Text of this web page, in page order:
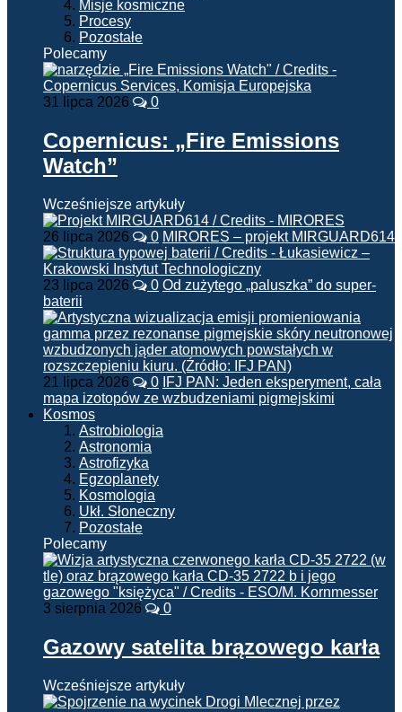
Misje kosmiczne
Procesy
Pozostałe
Polecamy
31 lipca 2026 0
Copernicus: „Fire Emissions
Watch”
Wcześniejsze artykuły
26 lipca 2026 0 MIRORES – projekt MIRGUARD614
23 lipca 2026 0 Od zużytego „paluszka” do super-
baterii
21 lipca 2026 0 IFJ PAN: Jeden eksperyment, cała
mapa izotopów ze wzbudzeniami pigmejskimi
Kosmos
Astrobiologia
Astronomia
Astrofizyka
Egzoplanety
Kosmologia
Ukł. Słoneczny
Pozostałe
Polecamy
3 sierpnia 2026 0
Gazowy satelita brązowego karła
Wcześniejsze artykuły